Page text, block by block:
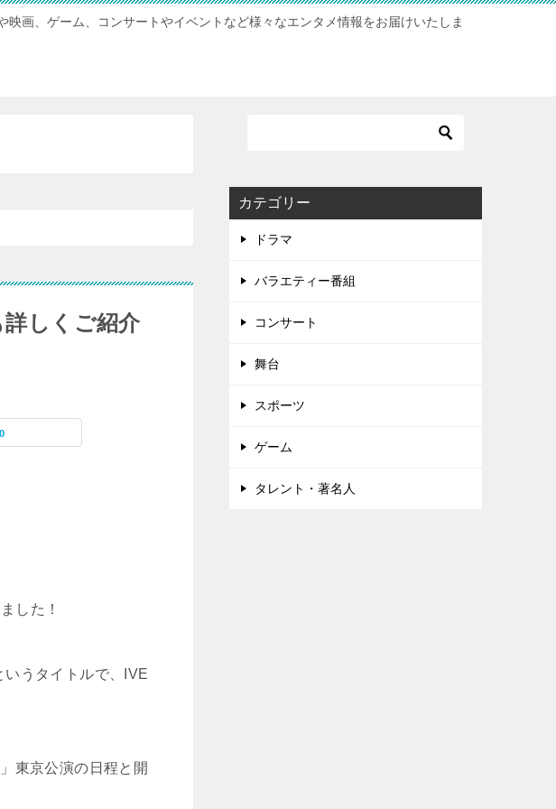
映画、ゲーム、コンサートやイベントなど様々なエンタメ情報をお届けいたしま
しくご紹介
0
した！
いうタイトルで、IVE
東京公演の日程と開
カテゴリー
ドラマ
バラエティー番組
コンサート
舞台
スポーツ
ゲーム
タレント・著名人